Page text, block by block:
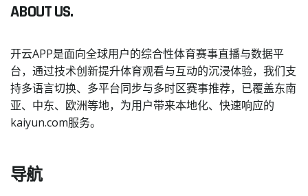
ABOUT US.
开云APP是面向全球用户的综合性体育赛事直播与数据平
台，通过技术创新提升体育观看与互动的沉浸体验，我们支
持多语言切换、多平台同步与多时区赛事推荐，已覆盖东南
亚、中东、欧洲等地，为用户带来本地化、快速响应的
kaiyun.com服务。
导航